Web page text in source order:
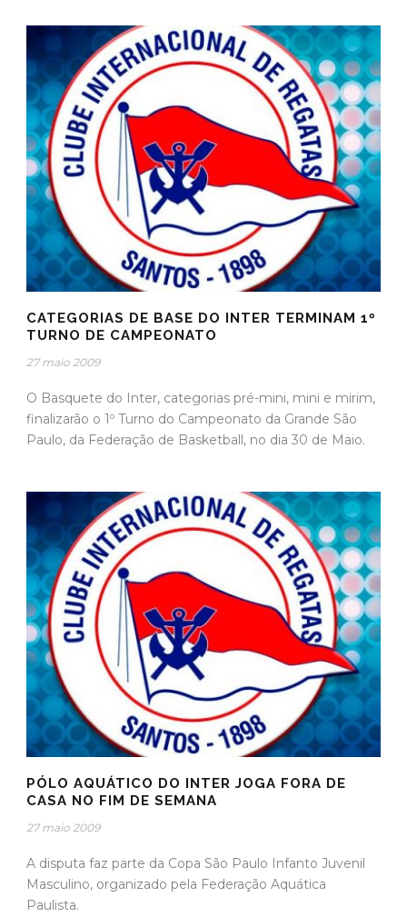
CATEGORIAS DE BASE DO INTER TERMINAM 1º
TURNO DE CAMPEONATO
27 maio 2009
O Basquete do Inter, categorias pré-mini, mini e mirim,
finalizarão o 1º Turno do Campeonato da Grande São
Paulo, da Federação de Basketball, no dia 30 de Maio.
PÓLO AQUÁTICO DO INTER JOGA FORA DE
CASA NO FIM DE SEMANA
27 maio 2009
A disputa faz parte da Copa São Paulo Infanto Juvenil
Masculino, organizado pela Federação Aquática
Paulista.